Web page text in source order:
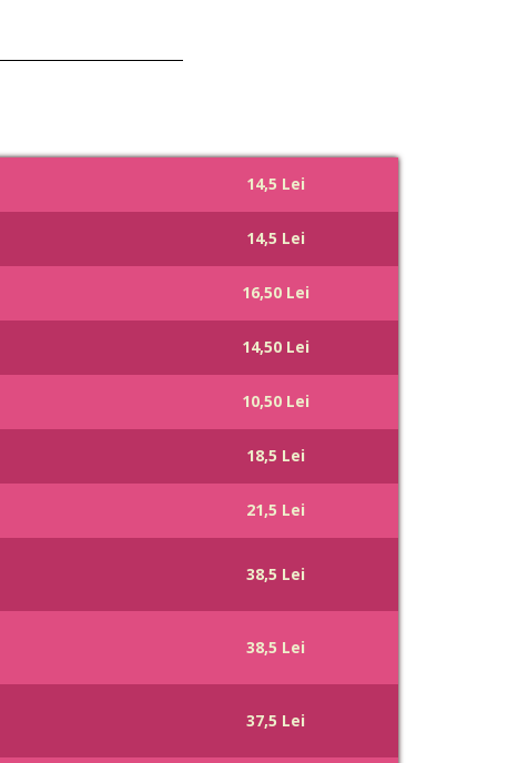
14,5 Lei
14,5 Lei
16,50 Lei
14,50 Lei
10,50 Lei
18,5 Lei
21,5 Lei
38,5 Lei
38,5 Lei
37,5 Lei